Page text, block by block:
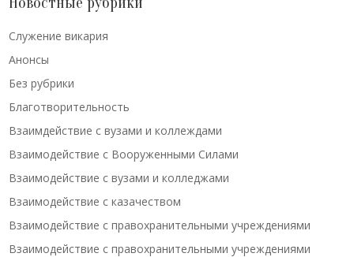
Cлужение викария
Анонсы
Без рубрики
Благотворительность
Взаимдействие с вузами и коллеждами
Взаимодействие с Вооруженными Силами
Взаимодействие с вузами и колледжами
Взаимодействие с казачеством
Взаимодействие с правохранительными учреждениями
Взаимодействие с правохранительными учреждениями